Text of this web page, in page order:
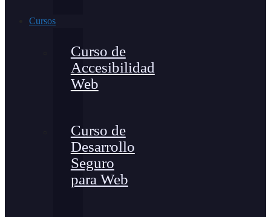
Cursos
Curso de
Accesibilidad
Web
Curso de
Desarrollo
Seguro
para Web